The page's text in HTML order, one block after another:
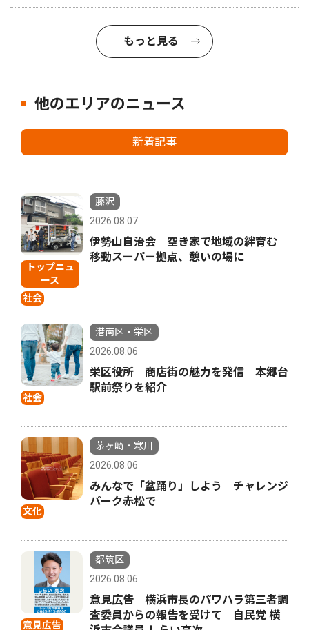
もっと見る
他のエリアのニュース
新着記事
トップニュ
ース
社会
藤沢
2026.08.07
伊勢山自治会 空き家で地域の絆育む
移動スーパー拠点、憩いの場に
社会
港南区・栄区
2026.08.06
栄区役所 商店街の魅力を発信 本郷台
駅前祭りを紹介
文化
茅ヶ崎・寒川
2026.08.06
みんなで「盆踊り」しよう チャレンジ
パーク赤松で
意見広告
都筑区
2026.08.06
意見広告 横浜市長のパワハラ第三者調
査委員からの報告を受けて 自民党 横